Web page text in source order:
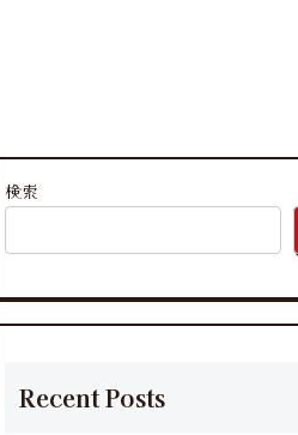
検索
Recent Posts